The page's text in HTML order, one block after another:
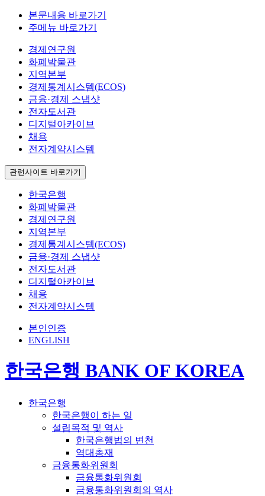
본문내용 바로가기
주메뉴 바로가기
경제연구원
화폐박물관
지역본부
경제통계시스템(ECOS)
금융·경제 스냅샷
전자도서관
디지털아카이브
채용
전자계약시스템
관련사이트 바로가기
한국은행
화폐박물관
경제연구원
지역본부
경제통계시스템(ECOS)
금융·경제 스냅샷
전자도서관
디지털아카이브
채용
전자계약시스템
본인인증
ENGLISH
한국은행 BANK OF KOREA
한국은행
한국은행이 하는 일
설립목적 및 역사
한국은행법의 변천
역대총재
금융통화위원회
금융통화위원회
금융통화위원회의 역사